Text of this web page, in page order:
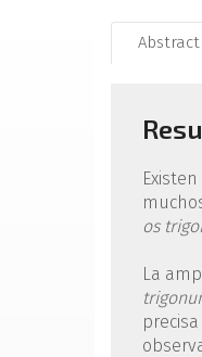
Abstract
os
La